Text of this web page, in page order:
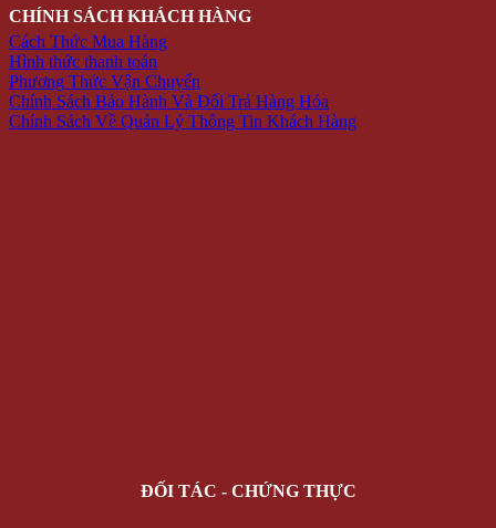
CHÍNH SÁCH KHÁCH HÀNG
Cách Thức Mua Hàng
Hình thức thanh toán
Phương Thức Vận Chuyển
Chính Sách Bảo Hành Và Đổi Trả Hàng Hóa
Chính Sách Về Quản Lý Thông Tin Khách Hàng
ĐỐI TÁC - CHỨNG THỰC